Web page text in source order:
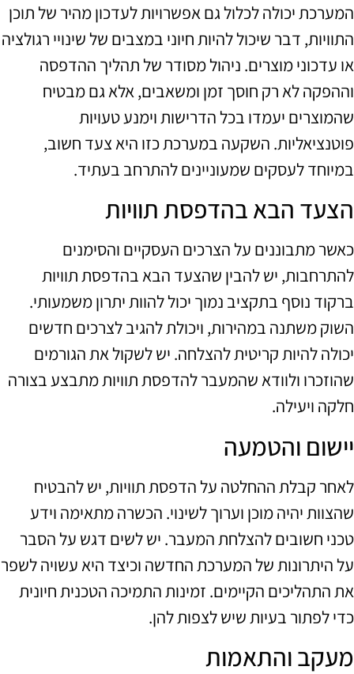
המערכת יכולה לכלול גם אפשרויות לעדכון מהיר של תוכן
התוויות, דבר שיכול להיות חיוני במצבים של שינויי רגולציה
או עדכוני מוצרים. ניהול מסודר של תהליך ההדפסה
וההפקה לא רק חוסך זמן ומשאבים, אלא גם מבטיח
שהמוצרים יעמדו בכל הדרישות וימנע טעויות
פוטנציאליות. השקעה במערכת כזו היא צעד חשוב,
במיוחד לעסקים שמעוניינים להתרחב בעתיד.
הצעד הבא בהדפסת תוויות
כאשר מתבוננים על הצרכים העסקיים והסימנים
להתרחבות, יש להבין שהצעד הבא בהדפסת תוויות
ברקוד נוסף בתקציב נמוך יכול להוות יתרון משמעותי.
השוק משתנה במהירות, ויכולת להגיב לצרכים חדשים
יכולה להיות קריטית להצלחה. יש לשקול את הגורמים
שהוזכרו ולוודא שהמעבר להדפסת תוויות מתבצע בצורה
חלקה ויעילה.
יישום והטמעה
לאחר קבלת ההחלטה על הדפסת תוויות, יש להבטיח
שהצוות יהיה מוכן וערוך לשינוי. הכשרה מתאימה וידע
טכני חשובים להצלחת המעבר. יש לשים דגש על הסבר
על היתרונות של המערכת החדשה וכיצד היא עשויה לשפר
את התהליכים הקיימים. זמינות התמיכה הטכנית חיונית
כדי לפתור בעיות שיש לצפות להן.
מעקב והתאמות